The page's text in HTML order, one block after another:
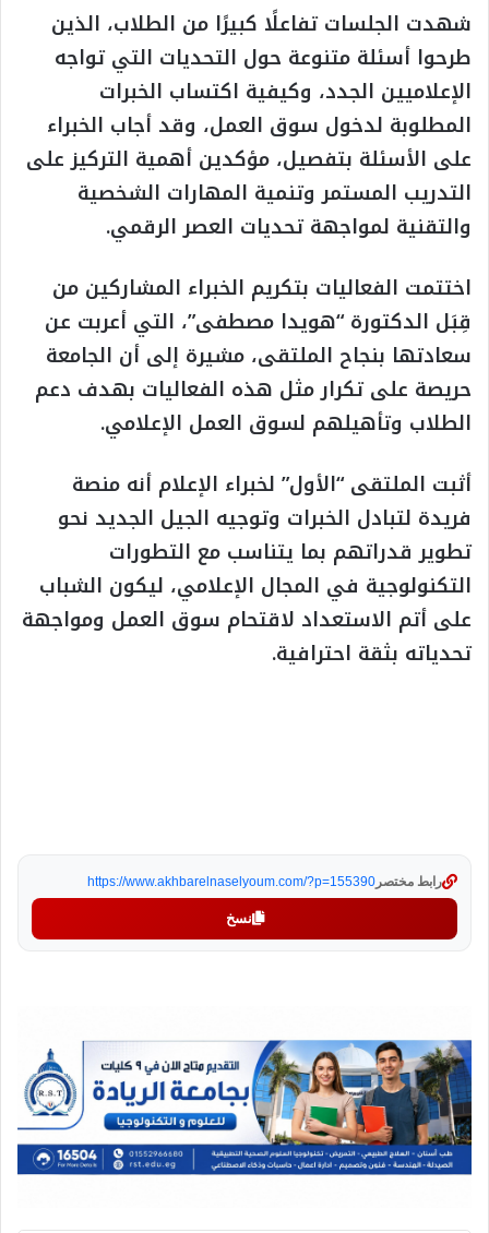
شهدت الجلسات تفاعلًا كبيرًا من الطلاب، الذين
طرحوا أسئلة متنوعة حول التحديات التي تواجه
الإعلاميين الجدد، وكيفية اكتساب الخبرات
المطلوبة لدخول سوق العمل، وقد أجاب الخبراء
على الأسئلة بتفصيل، مؤكدين أهمية التركيز على
التدريب المستمر وتنمية المهارات الشخصية
والتقنية لمواجهة تحديات العصر الرقمي.
اختتمت الفعاليات بتكريم الخبراء المشاركين من
قِبَل الدكتورة “هويدا مصطفى”، التي أعربت عن
سعادتها بنجاح الملتقى، مشيرة إلى أن الجامعة
حريصة على تكرار مثل هذه الفعاليات بهدف دعم
الطلاب وتأهيلهم لسوق العمل الإعلامي.
أثبت الملتقى “الأول” لخبراء الإعلام أنه منصة
فريدة لتبادل الخبرات وتوجيه الجيل الجديد نحو
تطوير قدراتهم بما يتناسب مع التطورات
التكنولوجية في المجال الإعلامي، ليكون الشباب
على أتم الاستعداد لاقتحام سوق العمل ومواجهة
تحدياته بثقة احترافية.
رابط مختصر https://www.akhbarelnaselyoum.com/?p=155390
نسخ